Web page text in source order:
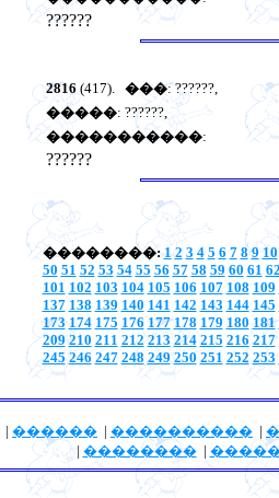
??????
2816 (417). ���: ??????,
�����: ??????,
�����������:
??????
��������:1 2 3 4 5 6 7 8 9 10
50 51 52 53 54 55 56 57 58 59 60 61
101 102 103 104 105 106 107 108 109
137 138 139 140 141 142 143 144 145
173 174 175 176 177 178 179 180 181
209 210 211 212 213 214 215 216 217
245 246 247 248 249 250 251 252 253
| ������ | ���������� |
| ��������|